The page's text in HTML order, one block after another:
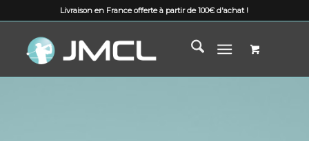
Livraison en France offerte à partir de 100€ d'achat !